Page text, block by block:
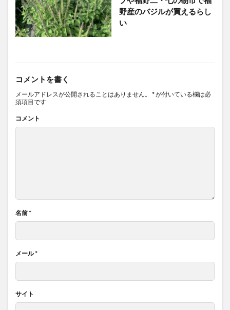
野産のバジルが買えるらし
い
コメントを書く
メールアドレスが公開されることはありません。 *が付いている欄は必
須項目です
コメント
名前*
メール*
サイト